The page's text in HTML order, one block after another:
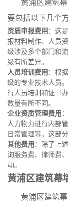
黄浦区建筑
要包括以下几个方
资质申报费用 ：这
报材料制作、人员
级涉及多个部门和
级有所差异。
人员培训费用 ：根
级的专业技术人员
行人员培训和证书
数量有所不同。
企业资质管理费用
人力物力进行内部
日常管理等。这部
其他费用 ：除了上
询服务费、律师费
动。
黄浦区建筑幕
黄浦区建筑